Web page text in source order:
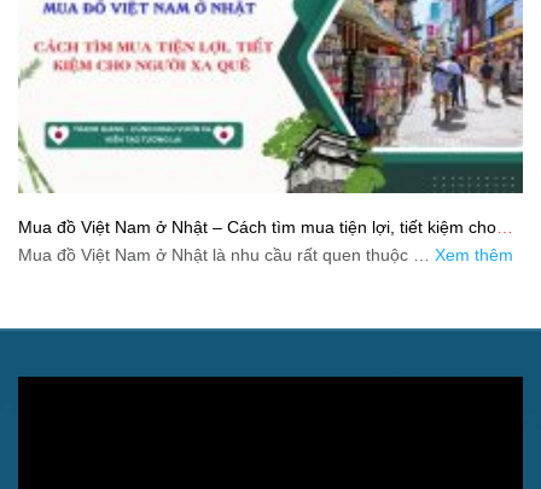
Mua đồ Việt Nam ở Nhật – Cách tìm mua tiện lợi, tiết kiệm cho
người xa quê
Mua đồ Việt Nam ở Nhật là nhu cầu rất quen thuộc … Xem thêm